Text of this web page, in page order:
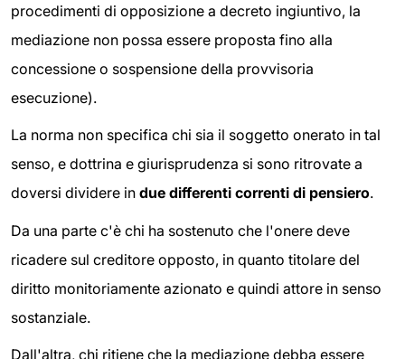
procedimenti di opposizione a decreto ingiuntivo, la
mediazione non possa essere proposta fino alla
concessione o sospensione della provvisoria
esecuzione).
La norma non specifica chi sia il soggetto onerato in tal
senso, e dottrina e giurisprudenza si sono ritrovate a
doversi dividere in due differenti correnti di pensiero.
Da una parte c'è chi ha sostenuto che l'onere deve
ricadere sul creditore opposto, in quanto titolare del
diritto monitoriamente azionato e quindi attore in senso
sostanziale.
Dall'altra, chi ritiene che la mediazione debba essere